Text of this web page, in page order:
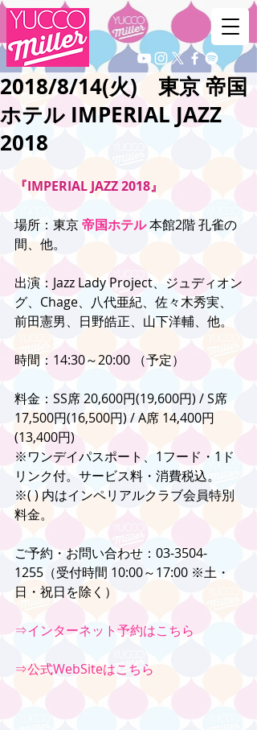
2018/8/14(火) 東京 帝国
ホテル IMPERIAL JAZZ
2018
『IMPERIAL JAZZ 2018』
場所：東京 帝国ホテル 本館2階 孔雀の
間、他。
出演：Jazz Lady Project、ジュディオン
グ、Chage、八代亜紀、佐々木秀実、
前田憲男、日野皓正、山下洋輔、他。
時間：14:30～20:00 （予定）
料金：SS席 20,600円(19,600円) / S席
17,500円(16,500円) / A席 14,400円
(13,400円)
※ワンデイパスポート、1フード・1ド
リンク付。サービス料・消費税込。
※( ) 内はインペリアルクラブ会員特別
料金。
ご予約・お問い合わせ：03-3504-
1255（受付時間 10:00～17:00 ※土・
日・祝日を除く）
⇒インターネット予約はこちら
⇒公式WebSiteはこちら